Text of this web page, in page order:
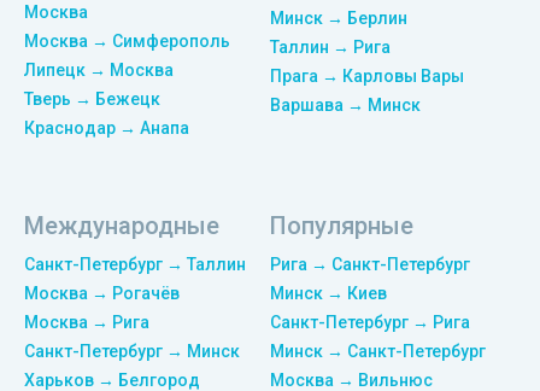
Москва
Москва → Симферополь
Липецк → Москва
Тверь → Бежецк
Краснодар → Анапа
Минск → Берлин
Таллин → Рига
Прага → Карловы Вары
Варшава → Минск
Международные
Санкт-Петербург → Таллин
Москва → Рогачёв
Москва → Рига
Санкт-Петербург → Минск
Харьков → Белгород
Популярные
Рига → Санкт-Петербург
Минск → Киев
Санкт-Петербург → Рига
Минск → Санкт-Петербург
Москва → Вильнюс